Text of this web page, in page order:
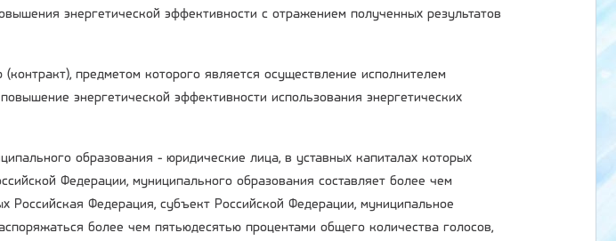
энергетической эффективности с отражением полученных результатов
предметом которого является осуществление исполнителем
энергетической эффективности использования энергетических
образования - юридические лица, в уставных капиталах которых
Федерации, муниципального образования составляет более чем
Российская Федерация, субъект Российской Федерации, муниципальное
более чем пятьюдесятью процентами общего количества голосов,